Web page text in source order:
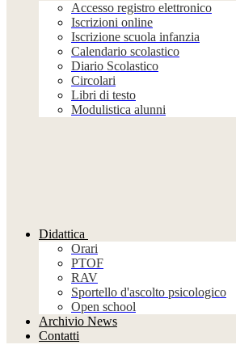
Accesso registro elettronico
Iscrizioni online
Iscrizione scuola infanzia
Calendario scolastico
Diario Scolastico
Circolari
Libri di testo
Modulistica alunni
Didattica
Orari
PTOF
RAV
Sportello d'ascolto psicologico
Open school
Archivio News
Contatti